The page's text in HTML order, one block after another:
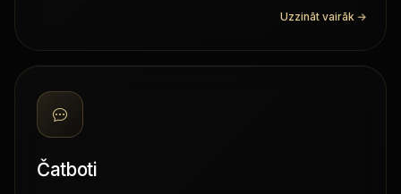
Uzzināt vairāk →
Čatboti